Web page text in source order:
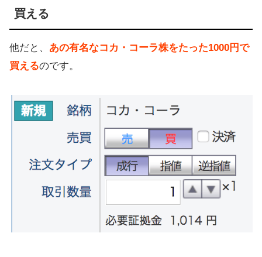
買える
他だと、 あの有名なコカ・コーラ株をたった1000円で
買えるのです。